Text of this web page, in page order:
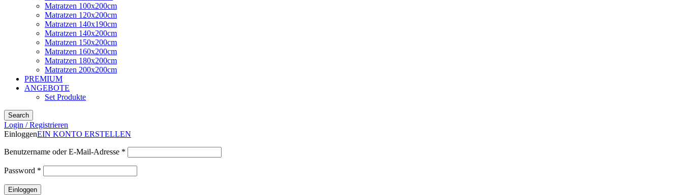
Matratzen 100x200cm
Matratzen 120x200cm
Matratzen 140x190cm
Matratzen 140x200cm
Matratzen 150x200cm
Matratzen 160x200cm
Matratzen 180x200cm
Matratzen 200x200cm
PREMIUM
ANGEBOTE
Set Produkte
Search
Login / Registrieren
EinloggenEIN KONTO ERSTELLEN
Benutzername oder E-Mail-Adresse *
Password *
Einloggen